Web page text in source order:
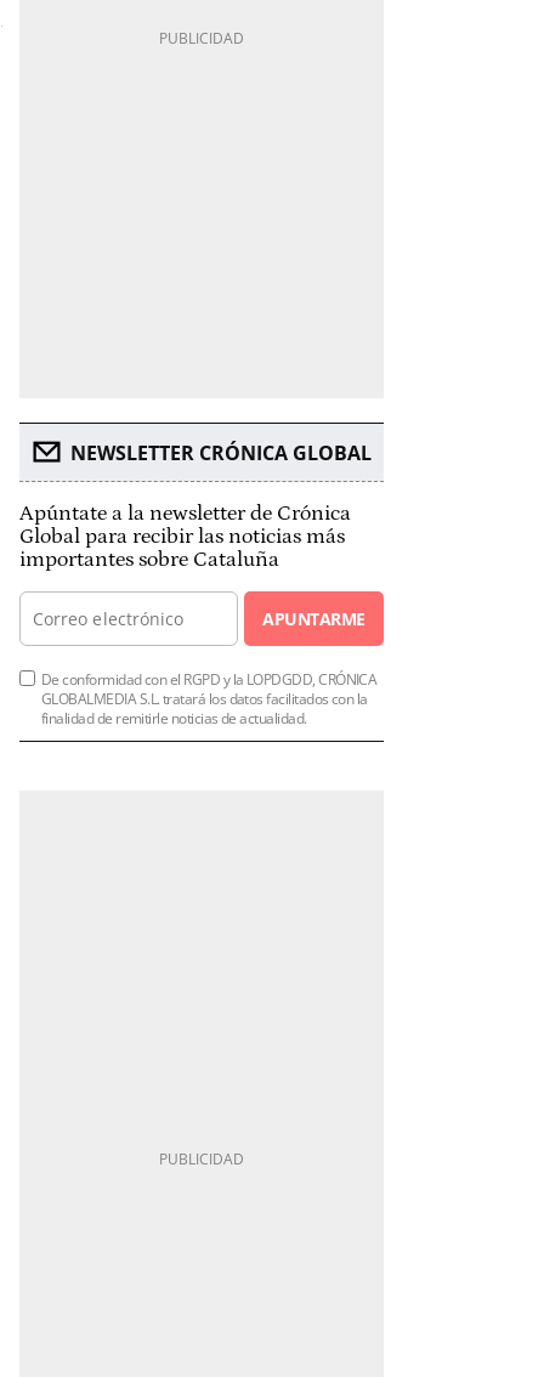
NEWSLETTER CRÓNICA GLOBAL
Apúntate a la newsletter de Crónica
Global para recibir las noticias más
importantes sobre Cataluña
APUNTARME
De conformidad con el RGPD y la LOPDGDD, CRÓNICA
GLOBALMEDIA S.L. tratará los datos facilitados con la
finalidad de remitirle noticias de actualidad.